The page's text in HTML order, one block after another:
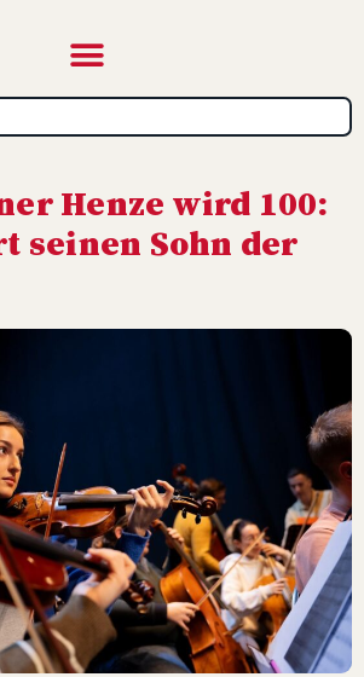
– das
Magazin
Henze wird 100:
seinen Sohn der